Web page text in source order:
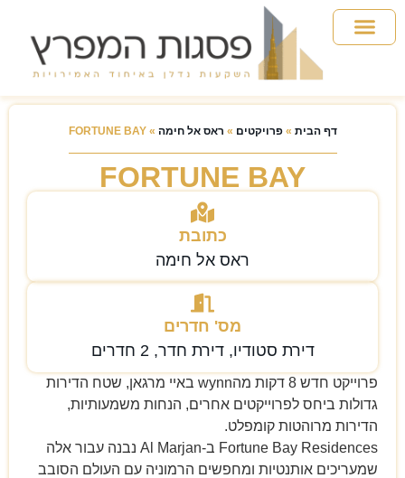
דף הבית »פרויקטים » ראס אל חימה »
FORTUNE BAY
FORTUNE BAY
כתובת
ראס אל חימה
מס' חדרים
דירת סטודיו, דירת חדר, 2 חדרים
פרוייקט חדש 8 דקות מהwynn באיי מרגאן, שטח הדירות
גדולות ביחס לפרוייקטים אחרים, הנחות משמעותיות,
הדירות מרוהטות קומפלט.
Fortune Bay Residences ב-Al Marjan נבנה עבור אלה
שמעריכים אותנטיות ומחפשים הרמוניה עם העולם הסובב